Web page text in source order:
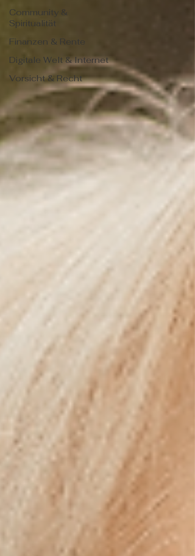
Community &
Spiritualität
Finanzen & Rente
Digitale Welt & Internet
Vorsicht & Recht